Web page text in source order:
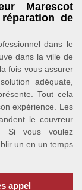
Marescot
de
dans le
dans la ville de
fois vous assurer
adéquate,
Tout cela
expérience. Les
le couvreur
Si vous voulez
un en un temps
appel